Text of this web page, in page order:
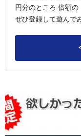
円分のところ 倍額の
ぜひ登録して遊んで